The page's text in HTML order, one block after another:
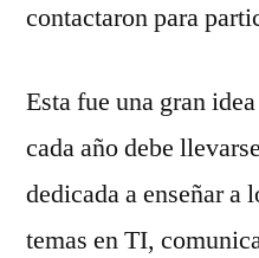
contactaron para
Esta fue una gran
cada año debe
dedicada a enseñar a
temas en TI,